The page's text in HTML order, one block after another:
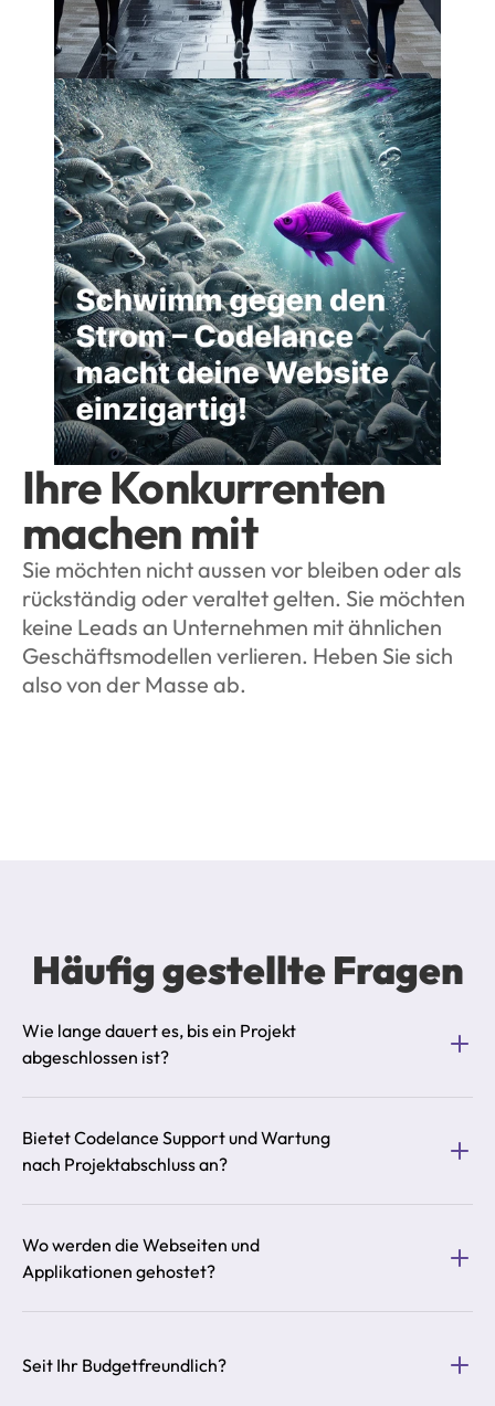
Ihre Konkurrenten
machen mit
Sie möchten nicht aussen vor bleiben oder als
rückständig oder veraltet gelten. Sie möchten
keine Leads an Unternehmen mit ähnlichen
Geschäftsmodellen verlieren. Heben Sie sich
also von der Masse ab.
Häufig gestellte Fragen
Wie lange dauert es, bis ein Projekt
abgeschlossen ist?
Bietet Codelance Support und Wartung
nach Projektabschluss an?
Wo werden die Webseiten und
Applikationen gehostet?
Seit Ihr Budgetfreundlich?